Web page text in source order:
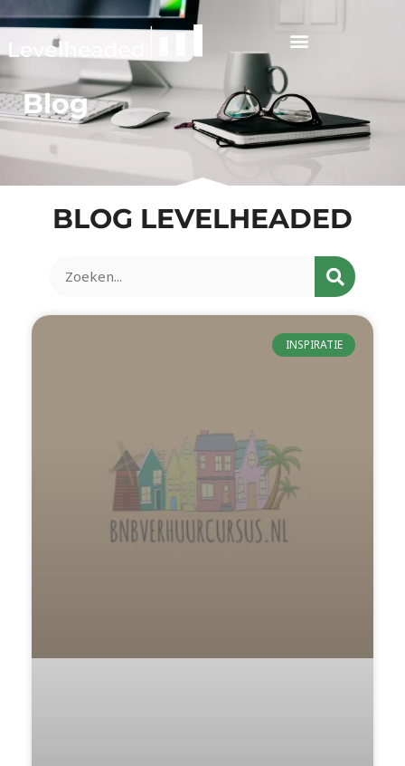
Blog
BLOG LEVELHEADED
INSPIRATIE